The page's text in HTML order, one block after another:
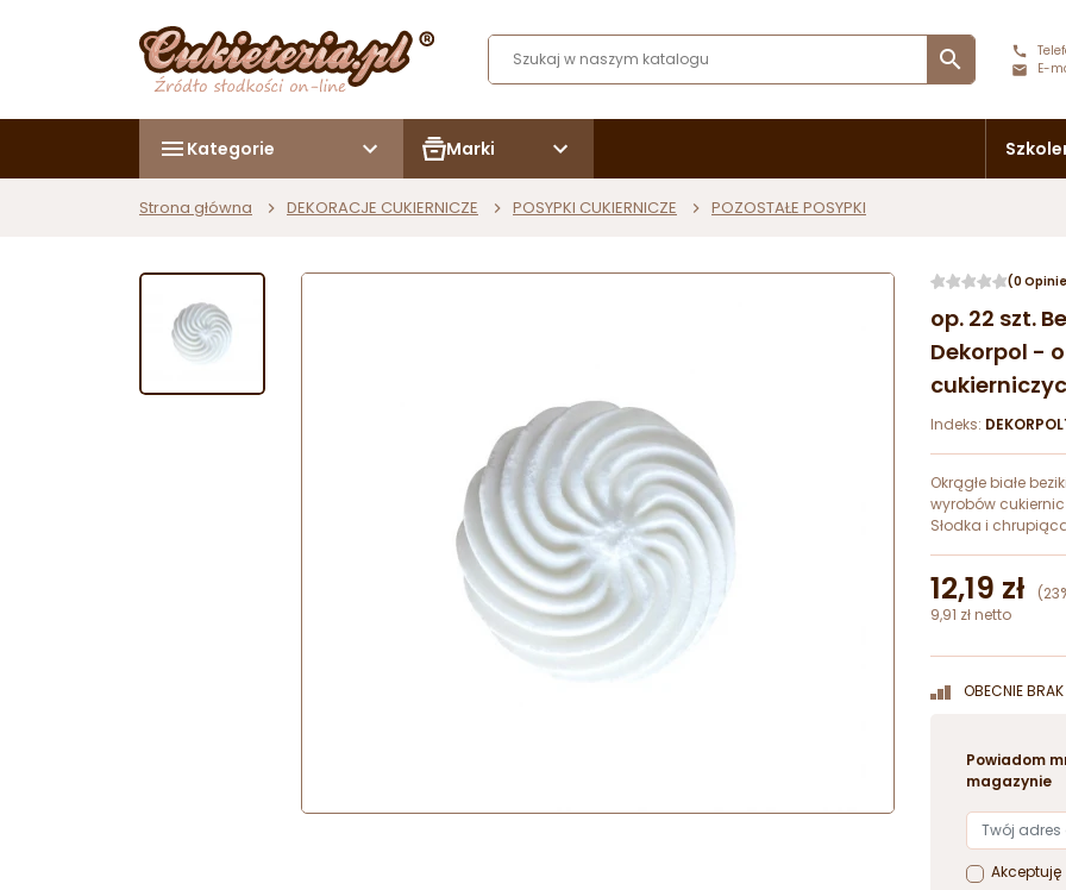

E-
Kategorie Marki
Strona główna DEKORACJE CUKIERNICZE POSYPKI CUKIERNICZE POZOSTAŁE POSYPKI
(0
op. 22 szt.
Dekorpol -
Indeks:
Okrągłe białe
wyrobów
Słodka i
12,19 zł
9,91 zł netto
OBECNIE
Powiadom
magazynie
Akceptuję